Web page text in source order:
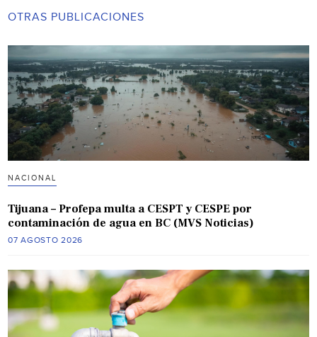
OTRAS PUBLICACIONES
NACIONAL
Tijuana – Profepa multa a CESPT y CESPE por
contaminación de agua en BC (MVS Noticias)
07 AGOSTO 2026